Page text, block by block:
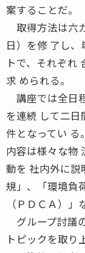
案することだ。
取得方法は六
日）を修 了し
トで、それぞれ
求 められる。
講座では全日
を連続 して二
件となってい る。
内容は様々な物
動を 社内外に説
規」、「環境負
（ＰＤＣＡ）」
グループ討議
トピックを取り